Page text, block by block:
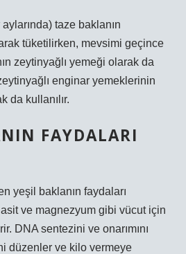
taze baklanın
tüketilirken, mevsimi geçince
zeytinyağlı yemeği olarak da
enginar yemeklerinin
da kullanılır.
FAYDALARI
yeşil baklanın faydaları
ve magnezyum gibi vücut için
DNA sentezini ve onarımını
düzenler ve kilo vermeye